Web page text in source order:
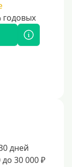
дней
до 30 000 ₽